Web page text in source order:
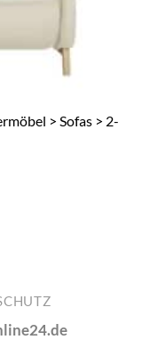
> Sofas > 2-